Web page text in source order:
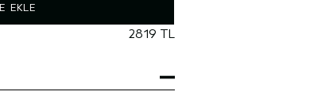
EKLE
2819 TL